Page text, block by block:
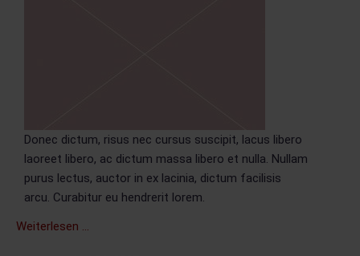
Donec dictum, risus nec cursus suscipit, lacus libero
laoreet libero, ac dictum massa libero et nulla. Nullam
purus lectus, auctor in ex lacinia, dictum facilisis
arcu. Curabitur eu hendrerit lorem.
Weiterlesen …